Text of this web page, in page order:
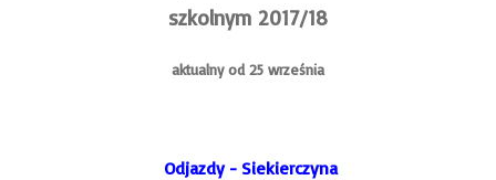
szkolnym 2017/18
aktualny od 25 września
Odjazdy - Siekierczyna